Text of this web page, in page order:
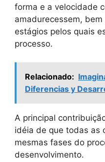
forma e a velocidade
amadurecessem,
estágios pelos quais
processo.
Relacionado:
Diferencias y
A principal
idéia de que todas as
mesmas fases do
desenvolvimento.